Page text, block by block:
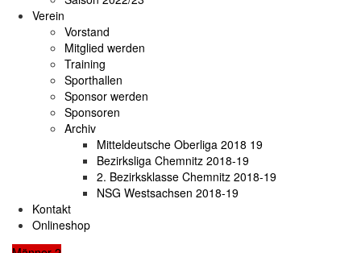
Verein
Vorstand
Mitglied werden
Training
Sporthallen
Sponsor werden
Sponsoren
Archiv
Mitteldeutsche Oberliga 2018 19
Bezirksliga Chemnitz 2018-19
2. Bezirksklasse Chemnitz 2018-19
NSG Westsachsen 2018-19
Kontakt
Onlineshop